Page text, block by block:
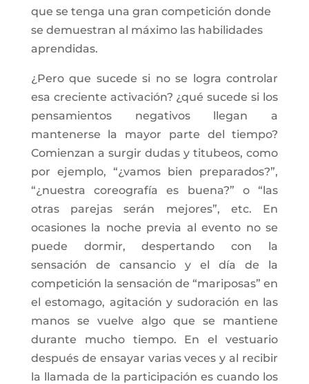
que se tenga una gran competición donde
se demuestran al máximo las habilidades
aprendidas.
¿Pero que sucede si no se logra controlar
esa creciente activación? ¿qué sucede si los
pensamientos negativos llegan a
mantenerse la mayor parte del tiempo?
Comienzan a surgir dudas y titubeos, como
por ejemplo, “¿vamos bien preparados?”,
“¿nuestra coreografía es buena?” o “las
otras parejas serán mejores”, etc. En
ocasiones la noche previa al evento no se
puede dormir, despertando con la
sensación de cansancio y el día de la
competición la sensación de “mariposas” en
el estomago, agitación y sudoración en las
manos se vuelve algo que se mantiene
durante mucho tiempo. En el vestuario
después de ensayar varias veces y al recibir
la llamada de la participación es cuando los